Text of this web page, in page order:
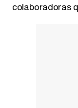
colaboradoras